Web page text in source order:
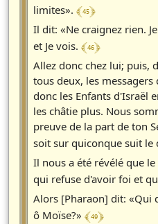
limites». ﴾ 45 ﴿
Il dit: «Ne craignez rien.
et Je vois. ﴾ 46 ﴿
Allez donc chez lui; puis,
tous deux, les messagers
donc les Enfants d'Israël
les châtie plus. Nous
preuve de la part de ton
soit sur quiconque suit le
Il nous a été révélé que
qui refuse d'avoir foi et
Alors [Pharaon] dit: «Qui
ô Moïse?» ﴾ 49 ﴿